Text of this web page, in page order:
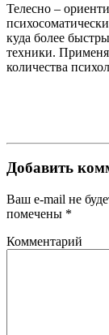
Телесно –
куда более
техники.
количества
Добавить
Ваш e-mail не
помечены *
Комментарий